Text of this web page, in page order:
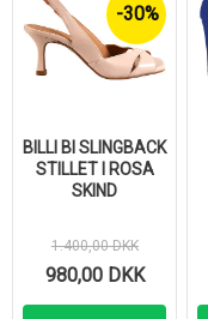
BILLI BI SLINGBACK
STILLET I ROSA
SKIND
1.400,00 DKK
980,00 DKK
-30%